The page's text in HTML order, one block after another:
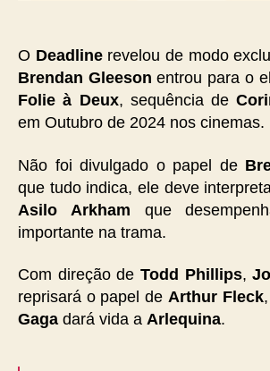
O Deadlinerevelou de modo
Brendan Gleeson entrou para o
Folie à Deux, sequência de
em Outubro de 2024 nos cinemas.
Não foi divulgado o papel de
que tudo indica, ele deve
Asilo Arkham que
importante na trama.
Com direção de Todd Phillips,
reprisará o papel de Arthur Fleck
Gaga dará vida a Arlequina.